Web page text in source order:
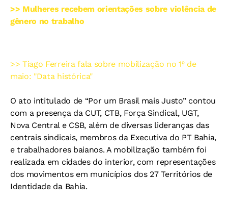
>> Mulheres recebem orientações sobre violência de
gênero no trabalho
>> Tiago Ferreira fala sobre mobilização no 1º de
maio: "Data histórica"
O ato intitulado de “Por um Brasil mais Justo” contou
com a presença da CUT, CTB, Força Sindical, UGT,
Nova Central e CSB, além de diversas lideranças das
centrais sindicais, membros da Executiva do PT Bahia,
e trabalhadores baianos. A mobilização também foi
realizada em cidades do interior, com representações
dos movimentos em municípios dos 27 Territórios de
Identidade da Bahia.